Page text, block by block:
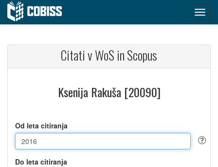
Citati v WoS in Scopus
Ksenija Rakuša [20090]
Od leta citiranja
Do leta citiranja